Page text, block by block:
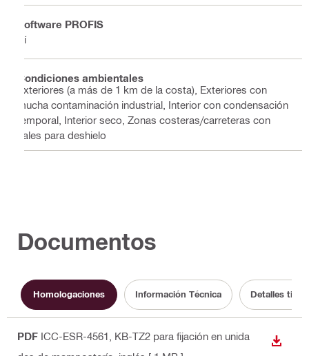
Software PROFIS
Sí
Condiciones ambientales
Exteriores (a más de 1 km de la costa), Exteriores con
mucha contaminación industrial, Interior con condensación
temporal, Interior seco, Zonas costeras/carreteras con
sales para deshielo
Documentos
Homologaciones Información Técnica Detalles tipo
PDF ICC-ESR-4561, KB-TZ2 para fijación en unida